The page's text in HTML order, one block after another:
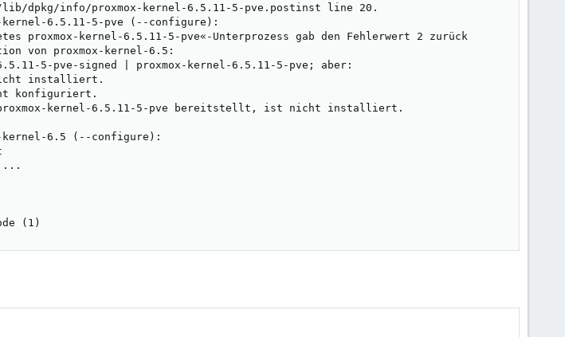
dpkg/info/proxmox-kernel-6.5.11-5-pve.postinst line 20.
kernel-6.5.11-5-pve (--configure):
kernel-6.5.11-5-pve«-Unterprozess gab den Fehlerwert 2 zurück
von proxmox-kernel-6.5:
5-pve-signed | proxmox-kernel-6.5.11-5-pve; aber:
installiert.
konfiguriert.
kernel-6.5.11-5-pve bereitstellt, ist nicht installiert.
kernel-6.5 (--configure):
...
(1)